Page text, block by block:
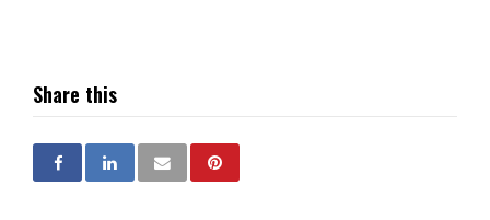
Share this